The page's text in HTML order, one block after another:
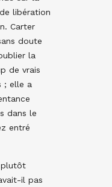
libération
Carter
doute
la
de vrais
; elle a
dans le
entré
plutôt
il pas